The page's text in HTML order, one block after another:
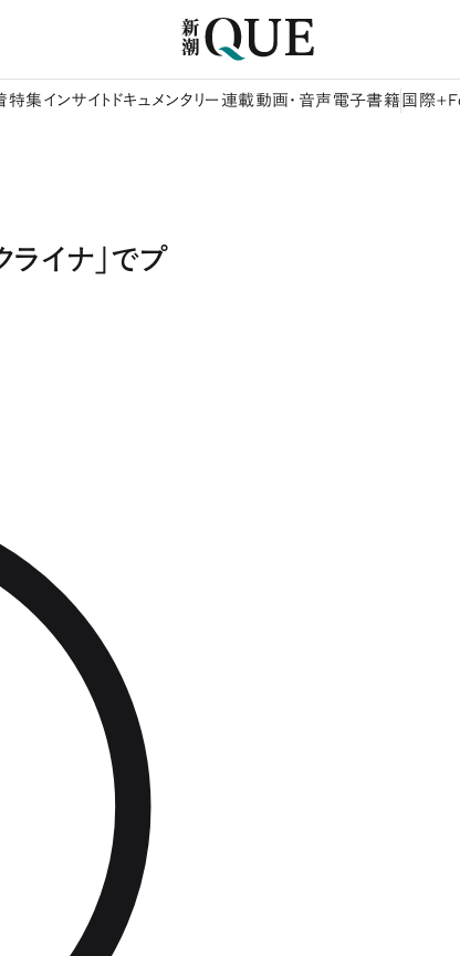
特集 インサイト ドキュメンタリー 連載動画・音声 電子書籍 国際
イナ」でプ